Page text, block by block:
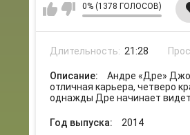
0% (1378 ГОЛОСОВ)
Длительность: 21:28
Описание:
Андре «Дре»
отличная карьера, четверо
однажды Дре начинает
Год выпуска: 2014